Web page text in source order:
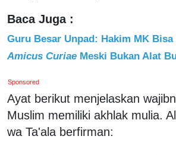
Baca Juga :
Guru Besar Unpad: Hakim MK
Amicus Curiae Meski Bukan Alat
Sponsored
Ayat berikut menjelaskan
Muslim memiliki akhlak mulia.
wa Ta'ala berfirman: